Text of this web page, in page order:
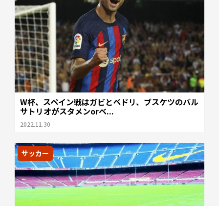
W杯、スペイン戦はガビとペドリ、ブスケツのバル
サトリオがスタメンorベ...
2022.11.30
サッカー